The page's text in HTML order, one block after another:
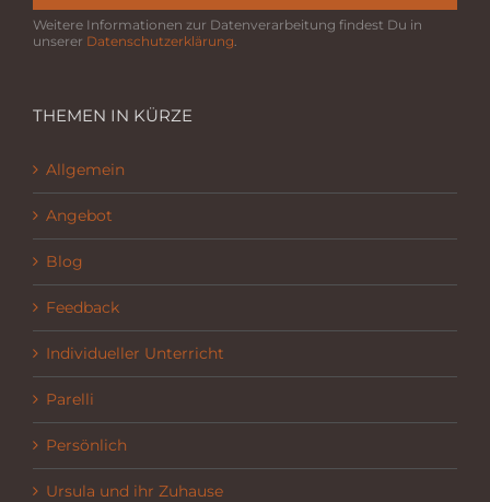
Weitere Informationen zur Datenverarbeitung findest Du in
unserer Datenschutzerklärung
THEMEN IN KÜRZE
Allgemein
Angebot
Blog
Feedback
Individueller Unterricht
Parelli
Persönlich
Ursula und ihr Zuhause